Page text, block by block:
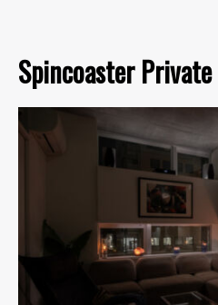
Spincoaster